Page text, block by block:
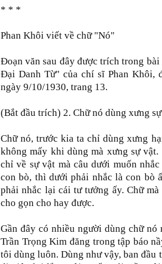
* * *
Phan Khôi viết về chữ "Nó"
Đoạn văn sau đây được trích trong
Đại Danh Từ" của chí sĩ Phan Khôi,
ngày 9/10/1930, trang 13.
(Bắt đầu trích) 2. Chữ nó dùng xưng
Chữ nó, trước kia ta chỉ dùng xưng
không mấy khi dùng mà xưng sự
chỉ về sự vật mà câu dưới muốn
con bò, thì dưới phải nhắc là con
phải nhắc lại cái tư tưởng ấy. Chữ
cho gọn cho hay được.
Gần đây có nhiều người dùng chữ nó
Trần Trọng Kim đăng trong tập báo
tôi dùng luôn. Dùng như vậy, ban đầu